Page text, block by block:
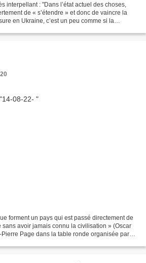
interpellant : "Dans l’état actuel des choses,
de « s’étendre » et donc de vaincre la
en Ukraine, c’est un peu comme si la
forment un pays qui est passé directement de
sans avoir jamais connu la civilisation » (Oscar
Page dans la table ronde organisée par